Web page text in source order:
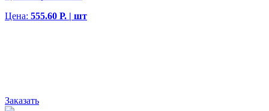
Цена: 555.60 Р. | шт
Заказать